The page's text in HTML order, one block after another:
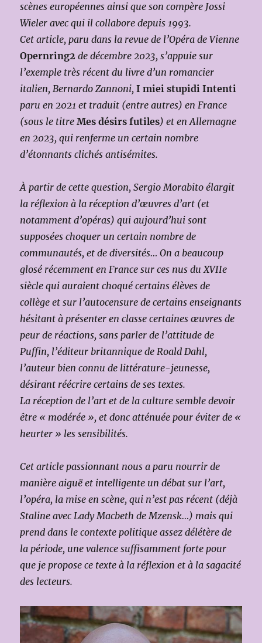
scènes européennes ainsi que son compère Jossi
Wieler avec qui il collabore depuis 1993.
Cet article, paru dans la revue de l’Opéra de Vienne
Opernring2de décembre 2023, s’appuie sur
l’exemple très récent du livre d’un romancier
italien, Bernardo Zannoni,I miei stupidi Intenti
paru en 2021 et traduit (entre autres) en France
(sous le titreMes désirs futiles) et en Allemagne
en 2023, qui renferme un certain nombre
d’étonnants clichés antisémites.
À partir de cette question, Sergio Morabito élargit
la réflexion à la réception d’œuvres d’art (et
notamment d’opéras) qui aujourd’hui sont
supposées choquer un certain nombre de
communautés, et de diversités… On a beaucoup
glosé récemment en France sur ces nus du XVIIe
siècle qui auraient choqué certains élèves de
collège et sur l’autocensure de certains enseignants
hésitant à présenter en classe certaines œuvres de
peur de réactions, sans parler de l’attitude de
Puffin, l’éditeur britannique de Roald Dahl,
l’auteur bien connu de littérature-jeunesse,
désirant réécrire certains de ses textes.
La réception de l’art et de la culture semble devoir
être « modérée », et donc atténuée pour éviter de «
heurter » les sensibilités.
Cet article passionnant nous a paru nourrir de
manière aiguë et intelligente un débat sur l’art,
l’opéra, la mise en scène, qui n’est pas récent (déjà
Staline avec Lady Macbeth de Mzensk…) mais qui
prend dans le contexte politique assez délétère de
la période, une valence suffisamment forte pour
que je propose ce texte à la réflexion et à la sagacité
des lecteurs.